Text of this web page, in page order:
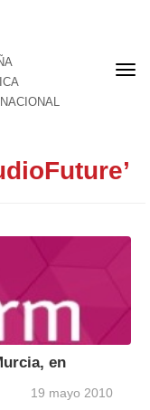
en
19 mayo 2010